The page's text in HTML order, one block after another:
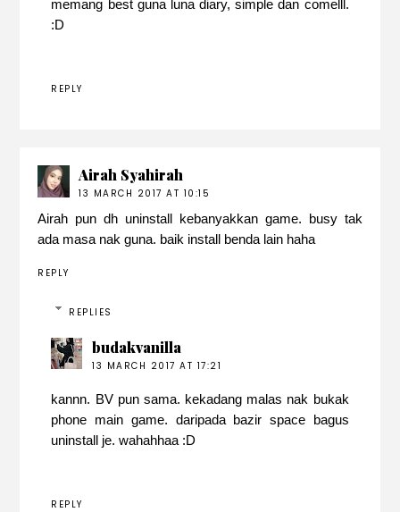
memang best guna luna diary, simple dan comelll.
:D
REPLY
Airah Syahirah
13 MARCH 2017 AT 10:15
Airah pun dh uninstall kebanyakkan game. busy tak
ada masa nak guna. baik install benda lain haha
REPLY
REPLIES
budakvanilla
13 MARCH 2017 AT 17:21
kannn. BV pun sama. kekadang malas nak bukak
phone main game. daripada bazir space bagus
uninstall je. wahahhaa :D
REPLY